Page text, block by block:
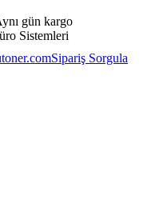
gün kargo
Sistemleri
Sipariş Sorgula